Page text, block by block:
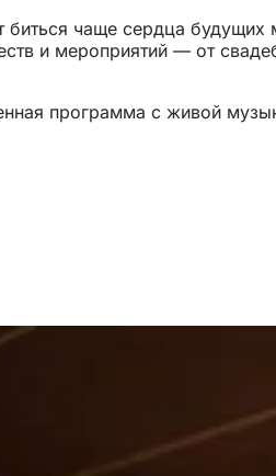
биться чаще сердца
и мероприятий — от
программа с живой